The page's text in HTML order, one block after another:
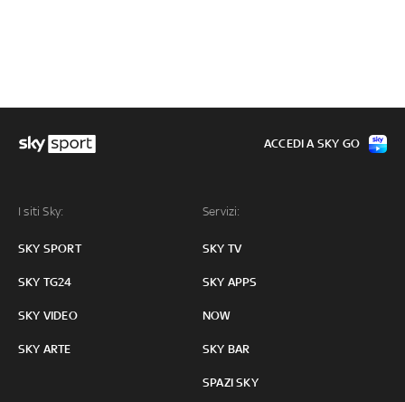
I siti Sky:
SKY SPORT
SKY TG24
SKY VIDEO
SKY ARTE
Servizi:
SKY TV
SKY APPS
NOW
SKY BAR
SPAZI SKY
ACCEDI A SKY GO